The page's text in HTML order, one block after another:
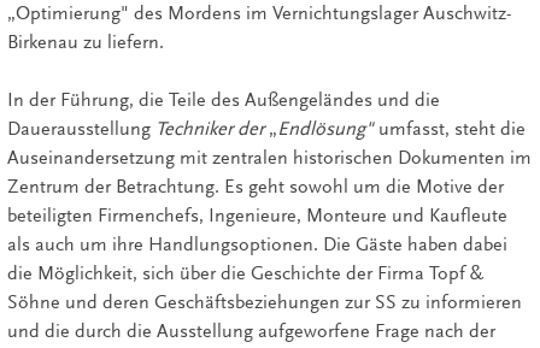
„Optimierung" des Mordens im Vernichtungslager Auschwitz-
Birkenau zu liefern.
In der Führung, die Teile des Außengeländes und die
DauerausstellungTechniker der„Endlösung"umfasst, steht die
Auseinandersetzung mit zentralen historischen Dokumenten im
Zentrum der Betrachtung. Es geht sowohl um die Motive der
beteiligten Firmenchefs, Ingenieure, Monteure und Kaufleute
als auch um ihre Handlungsoptionen. Die Gäste haben dabei
die Möglichkeit, sich über die Geschichte der Firma Topf &
Söhne und deren Geschäftsbeziehungen zur SS zu informieren
und die durch die Ausstellung aufgeworfene Frage nach der